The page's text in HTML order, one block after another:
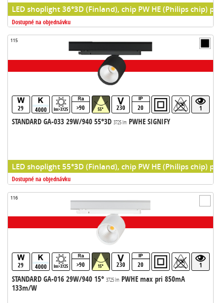
LED shoplight 36°3D (Finland), chip PW HE (Philips chip)
Dostupné na objednávku
115
29 4000 lm>3725 >90 55° 230 20 1
STANDARD GA-033 29W/940 55°3D 3725 lmPWHE SIGNIFY
LED shoplight 55°3D (Finland), chip PW HE (Philips chip)
Dostupné na objednávku
116
29 4000 lm>3725 >90 15° 230 20 1
STANDARD GA-016 29W/940 15° 3725 lmPWHE max pri 850mA
133m/W